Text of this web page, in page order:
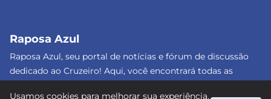
Raposa Azul
Raposa Azul, seu portal de notícias e fórum de discussão
dedicado ao Cruzeiro! Aqui, você encontrará todas as
Usamos cookies para melhorar sua experiência.